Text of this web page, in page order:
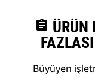
assignment ÜRÜN
Büyüyen